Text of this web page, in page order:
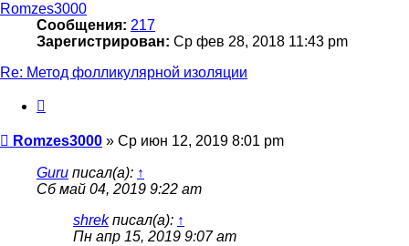
Romzes3000
Сообщения: 217
Зарегистрирован: Ср фев 28, 2018 11:43 pm
Re: Метод фолликулярной изоляции
Сообщение
Romzes3000 » Ср июн 12, 2019 8:01 pm
Guru писал(а): ↑
Сб май 04, 2019 9:22 am
shrekписал(а): ↑
Пн апр 15, 2019 9:07 am